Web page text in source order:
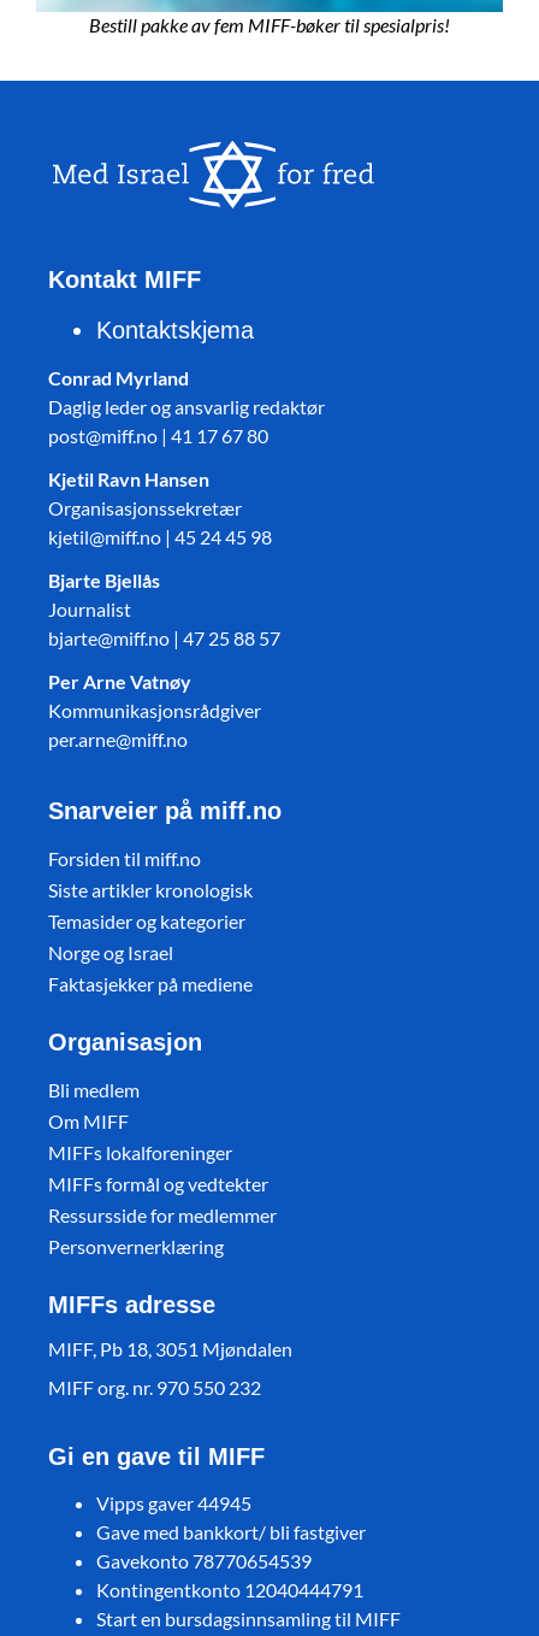
Bestill pakke av fem MIFF-bøker til spesialpris!
Kontakt MIFF
Kontaktskjema
Conrad Myrland
Daglig leder og ansvarlig redaktør
post@miff.no | 41 17 67 80
Kjetil Ravn Hansen
Organisasjonssekretær
kjetil@miff.no | 45 24 45 98
Bjarte Bjellås
Journalist
bjarte@miff.no | 47 25 88 57
Per Arne Vatnøy
Kommunikasjonsrådgiver
per.arne@miff.no
Snarveier på miff.no
Forsiden til miff.no
Siste artikler kronologisk
Temasider og kategorier
Norge og Israel
Faktasjekker på mediene
Organisasjon
Bli medlem
Om MIFF
MIFFs lokalforeninger
MIFFs formål og vedtekter
Ressursside for medlemmer
Personvernerklæring
MIFFs adresse
MIFF, Pb 18, 3051 Mjøndalen
MIFF org. nr. 970 550 232
Gi en gave til MIFF
Vipps gaver 44945
Gave med bankkort/ bli fastgiver
Gavekonto 78770654539
Kontingentkonto 12040444791
Start en bursdagsinnsamling til MIFF